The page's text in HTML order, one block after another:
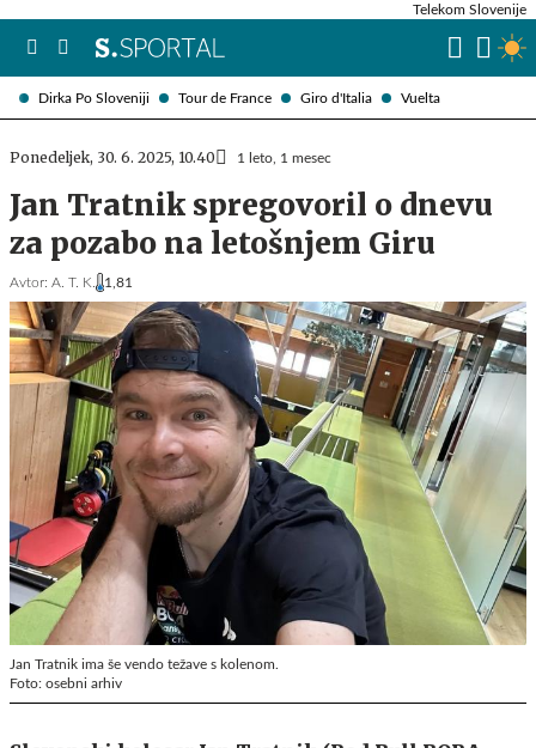
Dirka Po Sloveniji Tour de France Giro d'Italia Vuelta
Telekom Slovenije
Ponedeljek, 30. 6. 2025, 10.40 1 leto, 1 mesec
Jan Tratnik spregovoril o dnevu
za pozabo na letošnjem Giru
Avtor: A. T. K. 1,81
Jan Tratnik ima še vendo težave s kolenom.
Foto: osebni arhiv